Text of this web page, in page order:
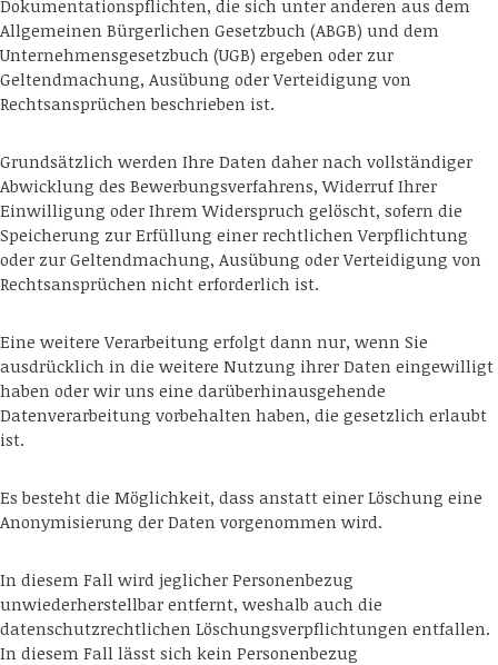
Dokumentationspflichten, die sich unter anderen aus dem
Allgemeinen Bürgerlichen Gesetzbuch (ABGB) und dem
Unternehmensgesetzbuch (UGB) ergeben oder zur
Geltendmachung, Ausübung oder Verteidigung von
Rechtsansprüchen beschrieben ist.
Grundsätzlich werden Ihre Daten daher nach vollständiger
Abwicklung des Bewerbungsverfahrens, Widerruf Ihrer
Einwilligung oder Ihrem Widerspruch gelöscht, sofern die
Speicherung zur Erfüllung einer rechtlichen Verpflichtung
oder zur Geltendmachung, Ausübung oder Verteidigung von
Rechtsansprüchen nicht erforderlich ist.
Eine weitere Verarbeitung erfolgt dann nur, wenn Sie
ausdrücklich in die weitere Nutzung ihrer Daten eingewilligt
haben oder wir uns eine darüberhinausgehende
Datenverarbeitung vorbehalten haben, die gesetzlich erlaubt
ist.
Es besteht die Möglichkeit, dass anstatt einer Löschung eine
Anonymisierung der Daten vorgenommen wird.
In diesem Fall wird jeglicher Personenbezug
unwiederherstellbar entfernt, weshalb auch die
datenschutzrechtlichen Löschungsverpflichtungen entfallen.
In diesem Fall lässt sich kein Personenbezug